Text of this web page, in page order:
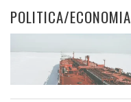
POLITICA/ECONOMIA